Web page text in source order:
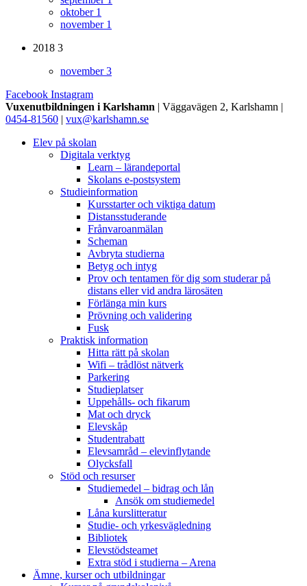
oktober 1
november 1
2018 3
november3
Facebook Instagram
Vuxenutbildningen i Karlshamn | Väggavägen 2, Karlshamn |
0454-81560 | vux@karlshamn.se
Elev på skolan
Digitala verktyg
Learn – lärandeportal
Skolans e-postsystem
Studieinformation
Kursstarter och viktiga datum
Distansstuderande
Frånvaroanmälan
Scheman
Avbryta studierna
Betyg och intyg
Prov och tentamen för dig som studerar på
distans eller vid andra lärosäten
Förlänga min kurs
Prövning och validering
Fusk
Praktisk information
Hitta rätt på skolan
Wifi – trådlöst nätverk
Parkering
Studieplatser
Uppehålls- och fikarum
Mat och dryck
Elevskåp
Studentrabatt
Elevsamråd – elevinflytande
Olycksfall
Stöd och resurser
Studiemedel – bidrag och lån
Ansök om studiemedel
Låna kurslitteratur
Studie- och yrkesvägledning
Bibliotek
Elevstödsteamet
Extra stöd i studierna – Arena
Ämne, kurser och utbildningar